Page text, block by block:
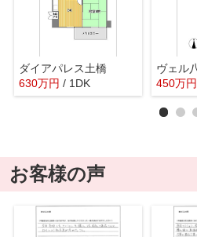
ダイアパレス土橋
630万円 / 1DK
ヴェル
450万円
お客様の声